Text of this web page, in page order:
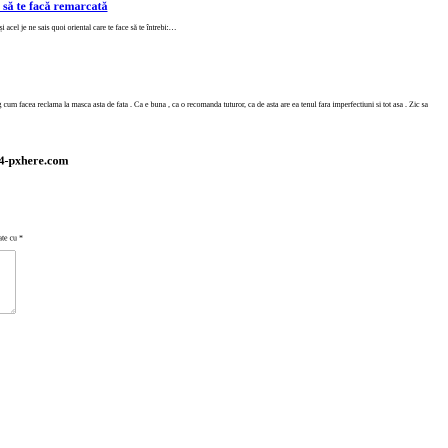
te facă remarcată
acel je ne sais quoi oriental care te face să te întrebi:…
facea reclama la masca asta de fata . Ca e buna , ca o recomanda tuturor, ca de asta are ea tenul fara imperfectiuni si tot asa . Zic sa
pxhere.com
cu *